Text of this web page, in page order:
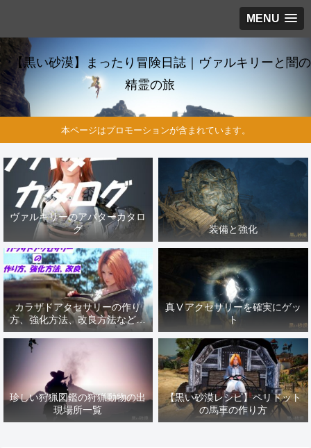
MENU
【黒い砂漠】まったり冒険日誌｜ヴァルキリーと闇の
精霊の旅
本ページはプロモーションが含まれています。
ヴァルキリーのアバターカタロ
グ
装備と強化
カラザドアクセサリーの作り
方、強化方法、改良方法などま
とめ【黒い砂漠冒険日誌１４１
真Ⅴアクセサリーを確実にゲッ
ト
珍しい狩猟図鑑の狩猟動物の出
現場所一覧
【黒い砂漠レシピ】ペリドット
の馬車の作り方